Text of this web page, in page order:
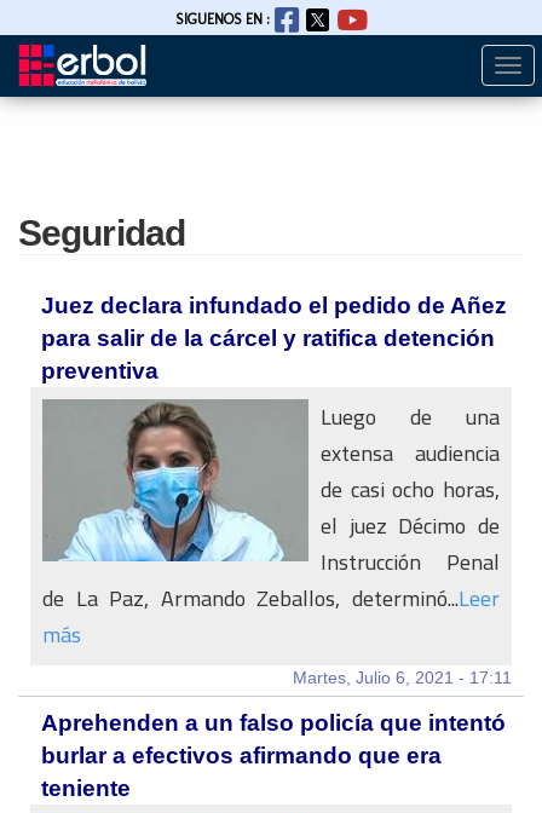
Pasar
SIGUENOS EN :
Seguridad
Juez declara infundado el pedido de Añez
para salir de la cárcel y ratifica detención
preventiva
Luego de una
extensa audiencia
de casi ocho horas,
el juez Décimo de
Instrucción Penal
de La Paz, Armando Zeballos, determinó...Leer
más
Martes, Julio 6, 2021 - 17:11
Aprehenden a un falso policía que intentó
burlar a efectivos afirmando que era
teniente